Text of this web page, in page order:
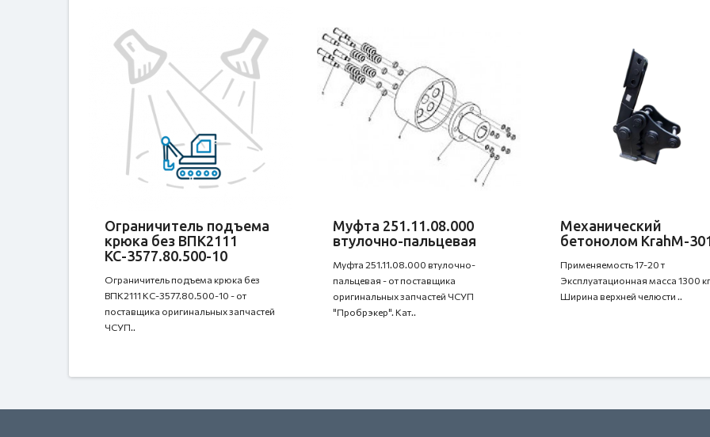
Ограничитель подъема
крюка без ВПК2111
КС-3577.80.500-10
Ограничитель подъема крюка без
ВПК2111 КС-3577.80.500-10 - от
поставщика оригинальных запчастей
ЧСУП..
Муфта 251.11.08.000
втулочно-пальцевая
Муфта 251.11.08.000 втулочно-
пальцевая - от поставщика
оригинальных запчастей ЧСУП
"Пробрэкер". Кат..
Механический
бетонолом KrahM-
Применяемость 17-20 т
Эксплуатационная масса 1300 кг
Ширина верхней челюсти ..